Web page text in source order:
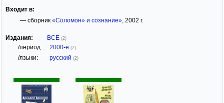
Входит в:
— сборник «Соломон» и сознание», 2002 г.
Издания: ВСЕ (2)
/период: 2000-е (2)
/языки: русский (2)